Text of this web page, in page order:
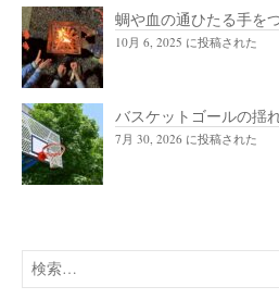
蜩や血の通ひたる手を
10月 6, 2025 に投稿された
バスケットゴールの揺
7月 30, 2026 に投稿された
検
索: